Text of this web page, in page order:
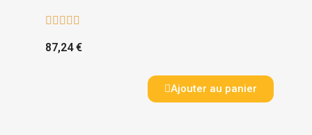
    
87,24 €
Ajouter au panier